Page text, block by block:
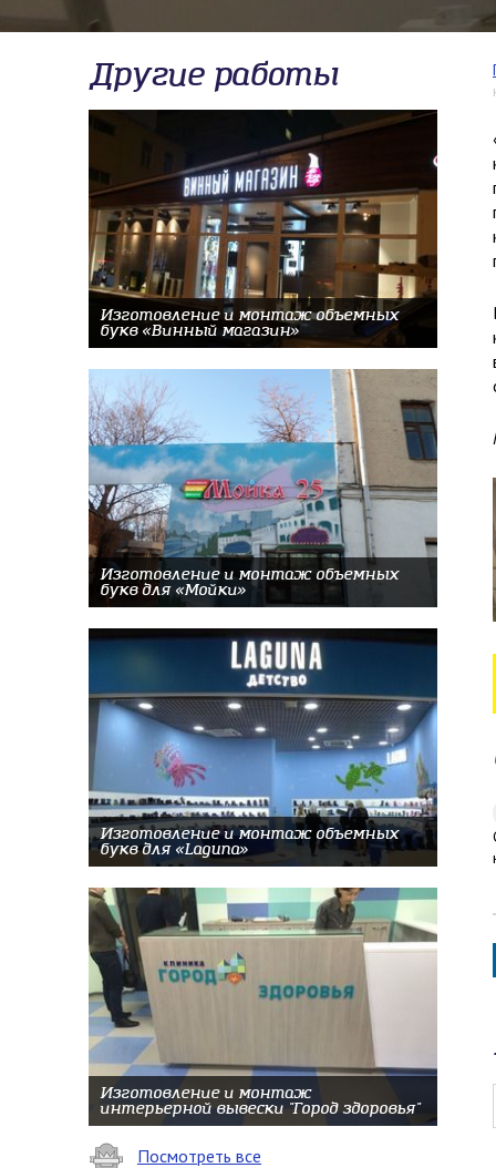
Другие работы
Изготовление и монтаж объемных
букв «Винный магазин»
Изготовление и монтаж объемных
букв для «Мойки»
Изготовление и монтаж объемных
букв для «Laguna»
Изготовление и монтаж
интерьерной вывески "Город здоровья"
Посмотреть все